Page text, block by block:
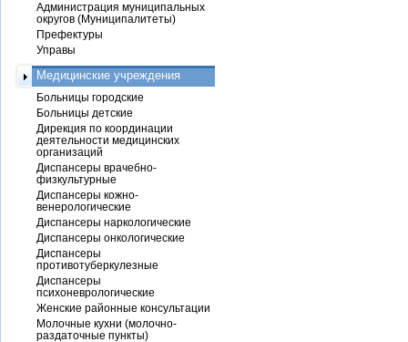
Администрация муниципальных
округов (Муниципалитеты)
Префектуры
Управы
Медицинские учреждения
Больницы городские
Больницы детские
Дирекция по координации
деятельности медицинских
организаций
Диспансеры врачебно-
физкультурные
Диспансеры кожно-
венерологические
Диспансеры наркологические
Диспансеры онкологические
Диспансеры
противотуберкулезные
Диспансеры
психоневрологические
Женские районные консультации
Молочные кухни (молочно-
раздаточные пункты)